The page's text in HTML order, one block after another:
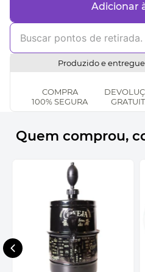
Adicionar
Produzido e
COMPRA
100% SEGURA
Quem comprou,